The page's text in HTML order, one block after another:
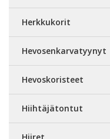
Herkkukorit
Hevosenkarvatyynyt
Hevoskoristeet
Hiihtäjätontut